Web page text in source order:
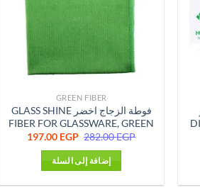
GREEN FIBER
فوطة الزجاج اخضر GLASS SHINE
FIBER FOR GLASSWARE, GREEN
282.00EGP
السعر
هو:
282.00 EGP.
197.00 EGP
السعر
إضافة إلى السلة